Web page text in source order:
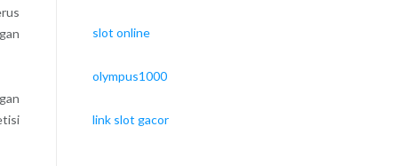
slot online
olympus1000
link slot gacor